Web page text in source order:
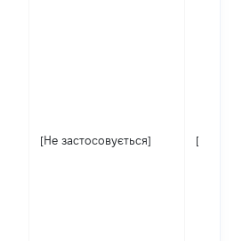
[Не застосовується] [Не